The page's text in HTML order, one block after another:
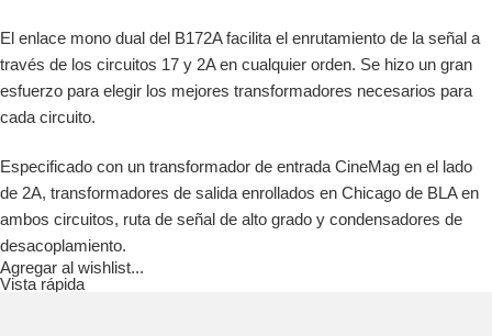
El enlace mono dual del B172A facilita el enrutamiento de la señal a
través de los circuitos 17 y 2A en cualquier orden. Se hizo un gran
esfuerzo para elegir los mejores transformadores necesarios para
cada circuito.
Especificado con un transformador de entrada CineMag en el lado
de 2A, transformadores de salida enrollados en Chicago de BLA en
ambos circuitos, ruta de señal de alto grado y condensadores de
desacoplamiento.
Agregar al wishlist...
Vista rápida